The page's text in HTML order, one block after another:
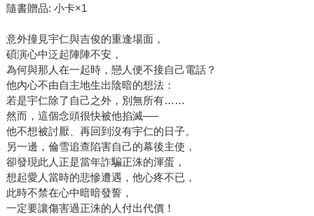
隨書贈品: 小卡×1
意外撞見宇仁與吉俊的重逢場面，
碩演心中泛起陣陣不安，
為何與那人在一起時，戀人便不接自己電話？
他內心不由自主地生出陰暗的想法：
若是宇仁除了自己之外，別無所有……
然而，這個念頭很快被他掐滅──
他不想被討厭、再回到沒有宇仁的日子。
另一邊，倫雪追查陷害自己的幕後主使，
卻發現此人正是當年詐騙正洙的渾蛋，
想起愛人當時的悲慘遭遇，他心疼不已，
此時不禁在心中暗暗發誓，
一定要讓傷害過正洙的人付出代價！